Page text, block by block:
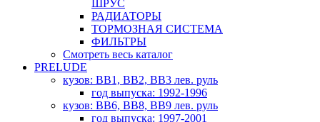
ШРУС
РАДИАТОРЫ
ТОРМОЗНАЯ СИСТЕМА
ФИЛЬТРЫ
Смотреть весь каталог
PRELUDE
кузов: BB1, BB2, BB3 лев. руль
год выпуска: 1992-1996
кузов: BB6, BB8, BB9 лев. руль
год выпуска: 1997-2001